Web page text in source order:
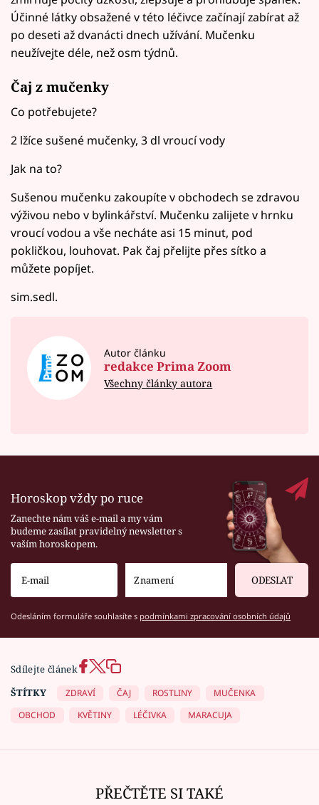
Účinné látky obsažené v této léčivce začínají zabírat až
po deseti až dvanácti dnech užívání. Mučenku
neužívejte déle, než osm týdnů.
Čaj z mučenky
Co potřebujete?
2 lžíce sušené mučenky, 3 dl vroucí vody
Jak na to?
Sušenou mučenku zakoupíte v obchodech se zdravou
výživou nebo v bylinkářství. Mučenku zalijete v hrnku
vroucí vodou a vše necháte asi 15 minut, pod
pokličkou, louhovat. Pak čaj přelijte přes sítko a
můžete popíjet.
sim.sedl.
Autor článku
redakce Prima Zoom
Všechny články autora
Horoskop vždy po ruce
Zanechte nám váš e-mail a my vám
budeme zasílat pravidelný newsletter s
vaším horoskopem.
ODESLAT
Odesláním formuláře souhlasíte s podmínkami zpracování osobních údajů
Sdílejte článek
ŠTÍTKY
ZDRAVÍ ČAJ ROSTLINY
MUČENKA
OBCHOD
KVĚTINY LÉČIVKA MARACUJA
PŘEČTĚTE SI TAKÉ